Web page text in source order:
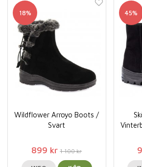
18%
Wildflower Arroyo Boots /
Svart
899 kr 1 100 kr
45%